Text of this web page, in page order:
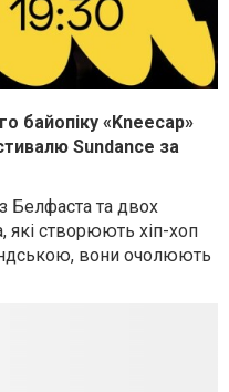
байопіку «Kneecap»
Sundance за
Белфаста та двох
які створюють хіп-хоп
вони очолюють